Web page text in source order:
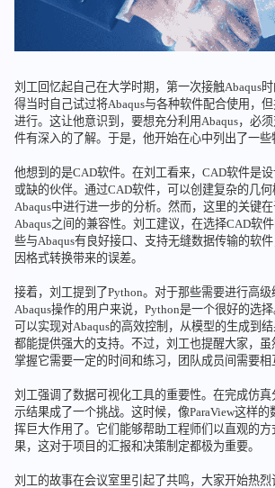
刘工回忆起自己在大学时期，第一次接触Abaqus
得当时自己试过将Abaqus与各种软件配合使用，
进行。这让他意识到，要想充分利用Abaqus，必
件有深入的了解。于是，他开始在心中列出了一些
他想到的是CAD软件。在刘工看来，CAD软件是
或缺的伙伴。通过CAD软件，可以创建复杂的几
Abaqus中进行进一步的分析。然而，这里的关键
Abaqus之间的兼容性。刘工建议，在选择CAD软
些与Abaqus有良好接口、支持无缝数据传输的软
因格式转换带来的误差。
接着，刘工提到了Python。对于那些需要进行高
Abaqus操作的用户来说，Python是一个很好的选择
可以实现对Abaqus的高效控制，从模型的生成到
都能提供强大的支持。不过，刘工也提醒大家，虽
掌握它需要一定的时间和练习，团队成员间需要相
刘工强调了数据可视化工具的重要性。在完成仿
示结果成了一个挑战。这时候，像ParaView这样
挥巨大作用了。它们能够帮助工程师们以直观的
果，这对于项目的汇报和决策制定都极为重要。
刘工的故事在会议室里引起了共鸣，大家开始热